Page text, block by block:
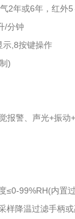
2年或6年，红外
/分钟
示,8按键操作
)
报警、声光+振动
99%RH(内置
降温过滤手柄